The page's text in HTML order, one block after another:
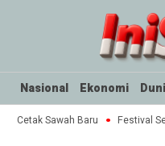
Nasional Ekonomi
Cetak Sawah Baru Festival